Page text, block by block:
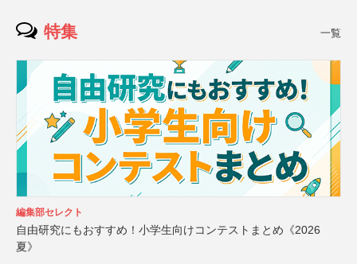
特集 一覧
編集部セレクト
自由研究にもおすすめ！小学生向けコンテストまとめ《2026
夏》